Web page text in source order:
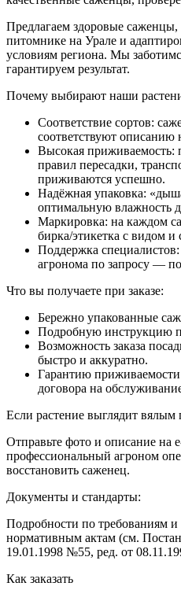
Предлагаем здоровые
питомнике на Урале и
условиям региона. Мы
гарантируем результат.
Почему выбирают наши
Соответствие сортов:
соответствуют описанию
Высокая приживаемость:
правил пересадки,
приживаются успешно.
Надёжная упаковка:
оптимальную влажность
Маркировка: на каждом
бирка/этикетка с видом и
Поддержка
агронома по запросу —
Что вы получаете при заказе:
Бережно упакованные
Подробную инструкцию
Возможность заказа
быстро и аккуратно.
Гарантию
договора на
Если растение выглядит вялым
Отправьте фото и описание на
профессиональный агроном
восстановить саженец.
Документы и стандарты:
Подробности по требованиям и
нормативным актам (см.
19.01.1998 №55, ред. от
Как заказать